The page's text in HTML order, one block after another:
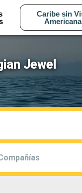
Caribe sin
Americana
Jewel